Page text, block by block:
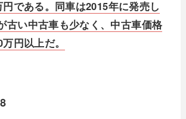
である。同車は2015年に発売し
古い中古車も少なく、中古車価格
円以上だ。